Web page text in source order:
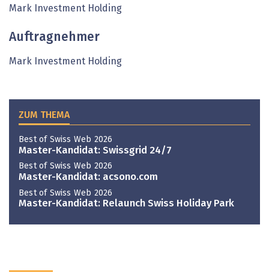
Mark Investment Holding
Auftragnehmer
Mark Investment Holding
ZUM THEMA
Best of Swiss Web 2026
Master-Kandidat: Swissgrid 24/7
Best of Swiss Web 2026
Master-Kandidat: acsono.com
Best of Swiss Web 2026
Master-Kandidat: Relaunch Swiss Holiday Park